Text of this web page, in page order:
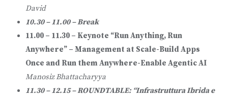
David
10.30 – 11.00 – Break
11.00 – 11.30 – Keynote “Run Anything, Run
Anywhere” – Management at Scale-Build Apps
Once and Run them Anywhere-Enable Agentic AI
Manosiz Bhattacharyya
11.30 – 12.15 –ROUNDTABLE: “Infrastruttura Ibrida e